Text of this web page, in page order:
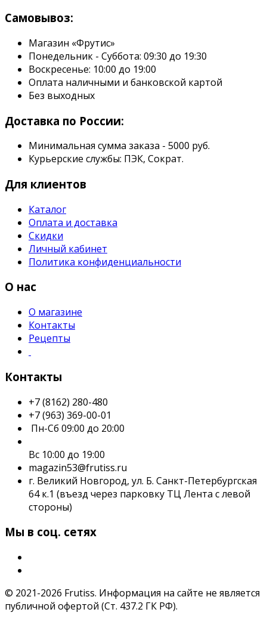
Самовывоз:
Магазин «Фрутис»
Понедельник - Суббота: 09:30 до 19:30
Воскресенье: 10:00 до 19:00
Оплата наличными и банковской картой
Без выходных
Доставка по России:
Минимальная сумма заказа - 5000 руб.
Курьерские службы: ПЭК, Сократ.
Для клиентов
Каталог
Оплата и доставка
Скидки
Личный кабинет
Политика конфиденциальности
О нас
О магазине
Контакты
Рецепты
Контакты
+7 (8162) 280-480
+7 (963) 369-00-01
Пн-Сб 09:00 до 20:00
Вс 10:00 до 19:00
magazin53@frutiss.ru
г. Великий Новгород, ул. Б. Санкт-Петербургская
64 к.1 (въезд через парковку ТЦ Лента с левой
стороны)
Мы в соц. сетях
© 2021-2026 Frutiss. Информация на сайте не является
публичной офертой (Ст. 437.2 ГК РФ).